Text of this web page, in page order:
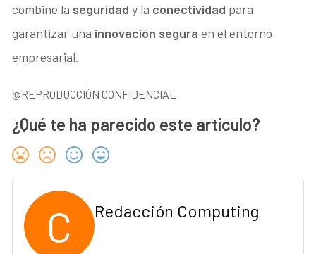
combine la seguridad y la conectividad para
garantizar una innovación segura en el entorno
empresarial.
@REPRODUCCIÓN CONFIDENCIAL
¿Qué te ha parecido este artículo?
C Redacción Computing